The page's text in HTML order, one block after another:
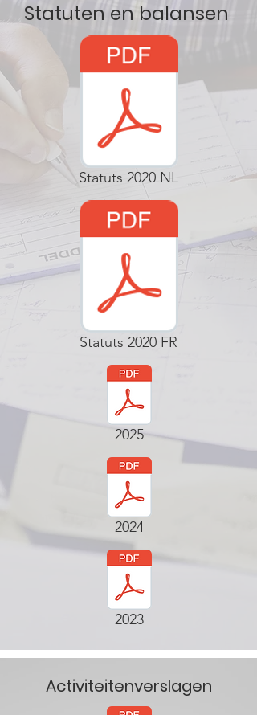
Statuten en balansen
Statuts 2020 NL
Statuts 2020 FR
2025
2024
2023
Activiteitenverslagen